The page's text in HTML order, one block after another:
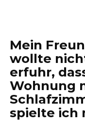
Mein
wollte
erfuhr,
Wohnung
spielte ich